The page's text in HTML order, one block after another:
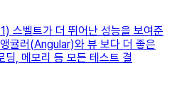
스벨트가 더 뛰어난 성능을 보여준
귤러(Angular)와 뷰 보다 더 좋은
딩, 메모리 등 모든 테스트 결